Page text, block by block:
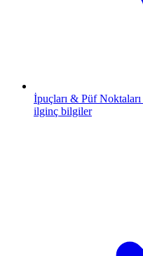
İpuçları & Püf Noktaları
ilginç bilgiler